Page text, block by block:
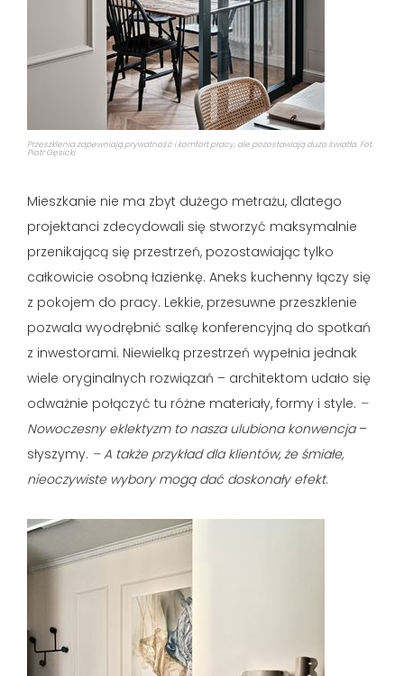
Przeszklenia zapewniają prywatność i komfort pracy, ale pozostawiają dużo światła. Fot.
Piotr Gęsicki
Mieszkanie nie ma zbyt dużego metrażu, dlatego
projektanci zdecydowali się stworzyć maksymalnie
przenikającą się przestrzeń, pozostawiając tylko
całkowicie osobną łazienkę. Aneks kuchenny łączy się
z pokojem do pracy. Lekkie, przesuwne przeszklenie
pozwala wyodrębnić salkę konferencyjną do spotkań
z inwestorami. Niewielką przestrzeń wypełnia jednak
wiele oryginalnych rozwiązań – architektom udało się
odważnie połączyć tu różne materiały, formy i style. –
Nowoczesny eklektyzm to nasza ulubiona konwencja–
słyszymy. – A także przykład dla klientów, że śmiałe,
nieoczywiste wybory mogą dać doskonały efekt.